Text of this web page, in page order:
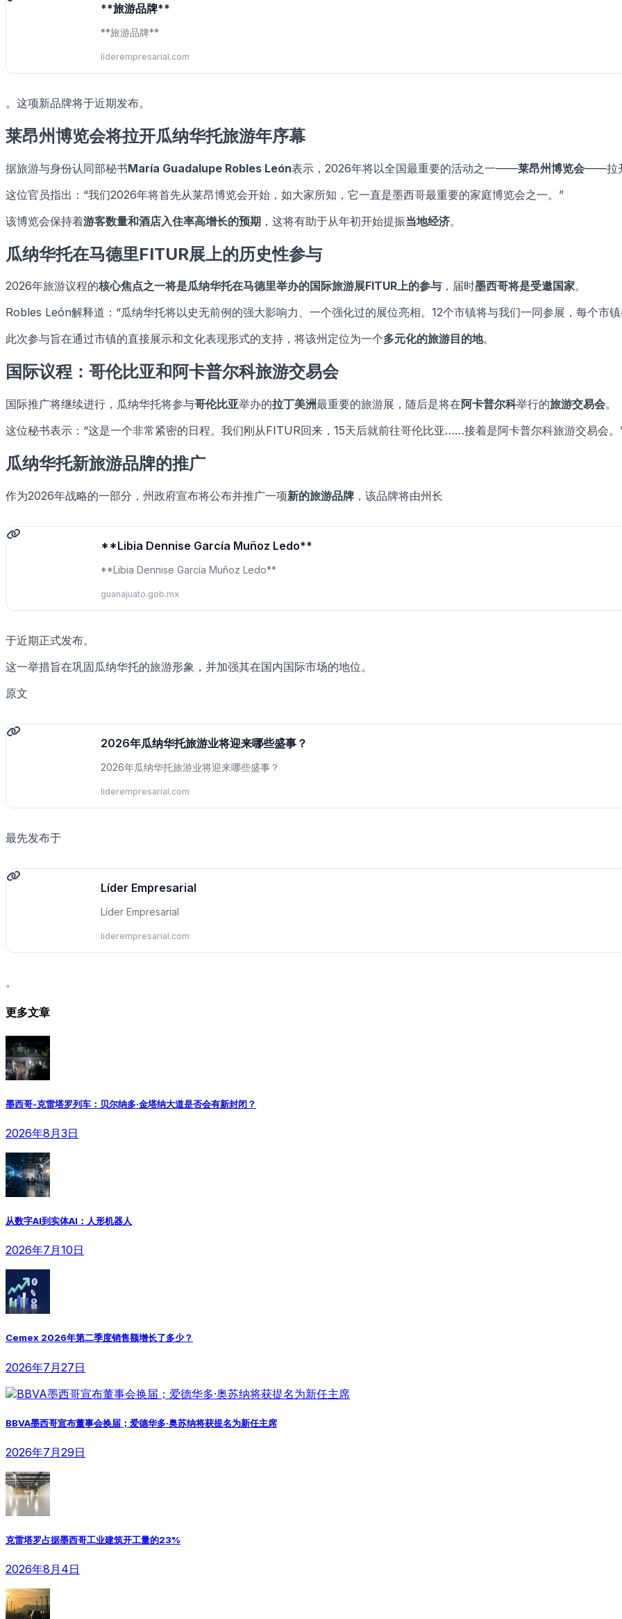
**旅游品牌**
**旅游品牌**
liderempresarial.com
。这项新品牌将于近期发布。
莱昂州博览会将拉开瓜纳华托旅游年序幕
据旅游与身份认同部秘书María Guadalupe Robles León表示，2026年将以全国最重要的活动之一——莱昂州博览会——拉
这位官员指出：“我们2026年将首先从莱昂博览会开始，如大家所知，它一直是墨西哥最重要的家庭博览会之一。”
该博览会保持着游客数量和酒店入住率高增长的预期 ，这将有助于从年初开始提振当地经济。
瓜纳华托在马德里FITUR展上的历史性参与
2026年旅游议程的核心焦点之一将是瓜纳华托在马德里举办的国际旅游展FITUR上的参与 ，届时墨西哥将是受邀国家。
Robles León解释道：“瓜纳华托将以史无前例的强大影响力、一个强化过的展位亮相。12个市镇将与我们一同参展，每个市
此次参与旨在通过市镇的直接展示和文化表现形式的支持，将该州定位为一个多元化的旅游目的地。
国际议程：哥伦比亚和阿卡普尔科旅游交易会
国际推广将继续进行，瓜纳华托将参与哥伦比亚举办的拉丁美洲最重要的旅游展，随后是将在阿卡普尔科举行的旅游交易会。
这位秘书表示：“这是一个非常紧密的日程。我们刚从FITUR回来，15天后就前往哥伦比亚……接着是阿卡普尔科旅游交易会。
瓜纳华托新旅游品牌的推广
作为2026年战略的一部分，州政府宣布将公布并推广一项新的旅游品牌 ，该品牌将由州长
**Libia Dennise García Muñoz Ledo**
**Libia Dennise García Muñoz Ledo**
guanajuato.gob.mx
于近期正式发布。
这一举措旨在巩固瓜纳华托的旅游形象，并加强其在国内国际市场的地位。
原文
2026年瓜纳华托旅游业将迎来哪些盛事？
2026年瓜纳华托旅游业将迎来哪些盛事？
liderempresarial.com
最先发布于
Líder Empresarial
Líder Empresarial
liderempresarial.com
。
更多文章
墨西哥-克雷塔罗列车：贝尔纳多·金塔纳大道是否会有新封闭？
2026年8月3日
从数字AI到实体AI：人形机器人
2026年7月10日
Cemex 2026年第二季度销售额增长了多少？
2026年7月27日
BBVA墨西哥宣布董事会换届；爱德华多·奥苏纳将获提名为新任主席
2026年7月29日
克雷塔罗占据墨西哥工业建筑开工量的23%
2026年8月4日